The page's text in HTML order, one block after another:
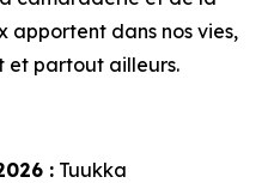
apportent dans nos vies,
et partout ailleurs.
: Tuukka